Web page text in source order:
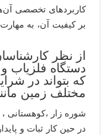
کاربردهای تخصصی
بر کیفیت آن، به
از نظر
دستگاه فلزیاب
که بتواند در
مختلف زمین
شوره زار ،کوهستانی
در حین کار ثبات و